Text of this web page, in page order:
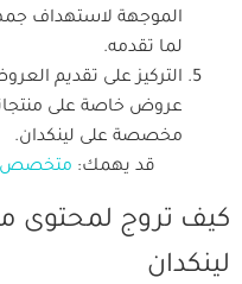
الموجهة لاستهداف
لما تقدمه.
التركيز على تقديم
عروض خاصة على
مخصصة على لينكدان.
قد يهمك: متخصص
كيف تروج لمحتوى
لينكدان